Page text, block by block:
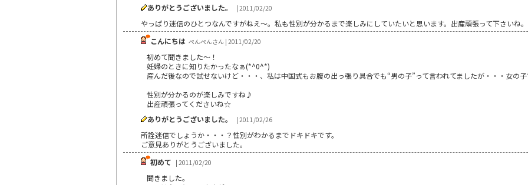
ありがとうございました。
| 2011/02/20
やっぱり迷信のひとつなんですがねえ～。私も性別が分かるまで楽しみにしていたいと思います。出産頑張って下さいね。
こんにちは ぺんぺんさん | 2011/02/20
初めて聞きました～！
妊婦のときに知りたかったなぁ(*^0^*)
産んだ後なので試せないけど・・・、私は中国式もお腹の出っ張り具合でも“男の子”って言われてましたが・・・女の
性別が分かるのが楽しみですね♪
出産頑張ってくださいね☆
ありがとうございました。
| 2011/02/26
所詮迷信でしょうか・・・？性別がわかるまでドキドキです。
ご意見ありがとうございました。
初めて | 2011/02/20
聞きました。